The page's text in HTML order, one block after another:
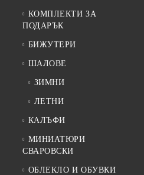
КОМПЛЕКТИ ЗА
ПОДАРЪК
БИЖУТЕРИ
ШАЛОВЕ
ЗИМНИ
ЛЕТНИ
КАЛЪФИ
МИНИАТЮРИ
СВАРОВСКИ
ОБЛЕКЛО И ОБУВКИ